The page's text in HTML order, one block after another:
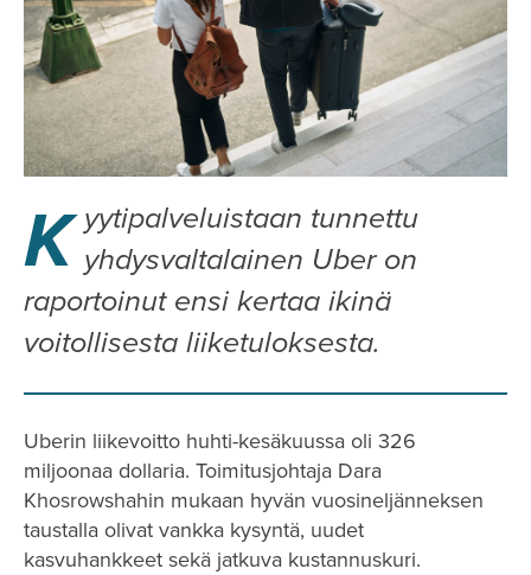
K yytipalveluistaan tunnettu
yhdysvaltalainen Uber on
raportoinut ensi kertaa ikinä
voitollisesta liiketuloksesta.
Uberin liikevoitto huhti-kesäkuussa oli 326
miljoonaa dollaria. Toimitusjohtaja Dara
Khosrowshahin mukaan hyvän vuosineljänneksen
taustalla olivat vankka kysyntä, uudet
kasvuhankkeet sekä jatkuva kustannuskuri.